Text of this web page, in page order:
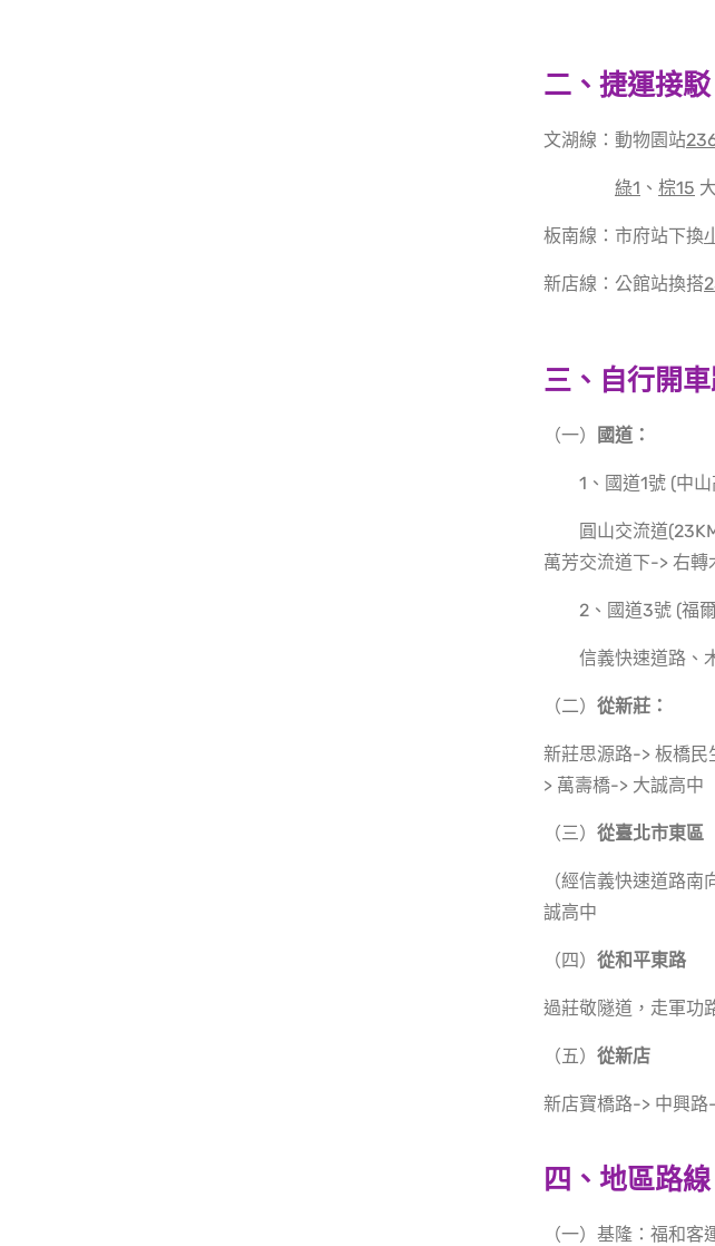
二 、 捷運接駁
文湖線：動物園站
綠1 、 棕15
板南線：市府站下換
新店線：公館站換搭
三、自行開車
（一） 國道：
1、國道1號 (中山
圓山交流道(23KM
萬芳交流道下-> 右
2、國道3號 (福爾
信義快速道路、木
（二） 從新莊 ：
新莊思源路-> 板橋
> 萬壽橋-> 大誠高中
（三） 從臺北市東區
（經信義快速道路
誠高中
（四） 從和平東路
過莊敬隧道，走軍功
（五） 從新店
新店寶橋路-> 中興
四 、 地區路線
（一）基隆：福和客